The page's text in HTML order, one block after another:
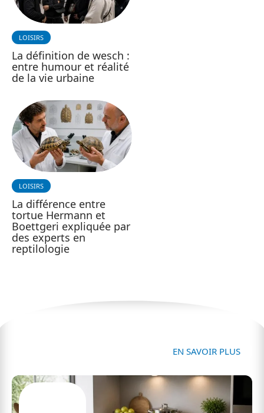
LOISIRS
La définition de wesch :
entre humour et réalité
de la vie urbaine
LOISIRS
La différence entre
tortue Hermann et
Boettgeri expliquée par
des experts en
reptilologie
EN SAVOIR PLUS